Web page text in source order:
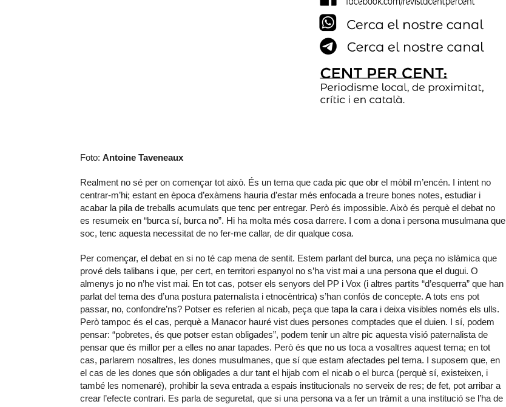
Foto: Antoine Taveneaux
Realment no sé per on començar tot això. És un tema que cada pic que obr el mòbil m’encén. I intent no
centrar-m’hi; estant en època d’exàmens hauria d’estar més enfocada a treure bones notes, estudiar i
acabar la pila de treballs acumulats que tenc per entregar. Però és impossible. Això és perquè el debat no
es resumeix en “burca sí, burca no”. Hi ha molta més cosa darrere. I com a dona i persona musulmana que
soc, tenc aquesta necessitat de no fer-me callar, de dir qualque cosa.
Per començar, el debat en si no té cap mena de sentit. Estem parlant del burca, una peça no islàmica que
prové dels talibans i que, per cert, en territori espanyol no s’ha vist mai a una persona que el dugui. O
almenys jo no n’he vist mai. En tot cas, potser els senyors del PP i Vox (i altres partits “d’esquerra” que han
parlat del tema des d’una postura paternalista i etnocèntrica) s’han confós de concepte. A tots ens pot
passar, no, confondre’ns? Potser es referien al nicab, peça que tapa la cara i deixa visibles només els ulls.
Però tampoc és el cas, perquè a Manacor hauré vist dues persones comptades que el duien. I sí, podem
pensar: “pobretes, és que potser estan obligades”, podem tenir un altre pic aquesta visió paternalista de
pensar que és millor per a elles no anar tapades. Però és que no us toca a vosaltres aquest tema; en tot
cas, parlarem nosaltres, les dones musulmanes, que sí que estam afectades pel tema. I suposem que, en
el cas de les dones que són obligades a dur tant el hijab com el nicab o el burca (perquè sí, existeixen, i
també les nomenaré), prohibir la seva entrada a espais institucionals no serveix de res; de fet, pot arribar a
crear l’efecte contrari. Es parla de seguretat, que si una persona va a fer un tràmit a una institució se l’ha de